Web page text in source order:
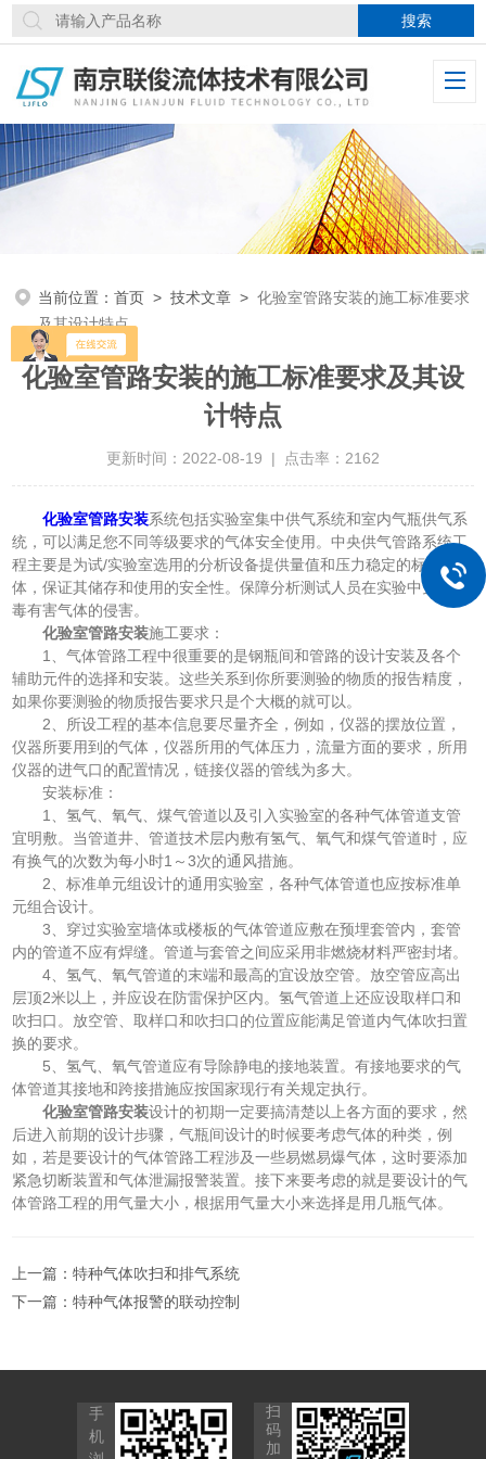
当前位置：首页 >技术文章 >化验室管路安装的施工标准要求
及其设计特点
化验室管路安装的施工标准要求及其设
计特点
更新时间：2022-08-19 | 点击率：2162
化验室管路安装系统包括实验室集中供气系统和室内气瓶供气系
统，可以满足您不同等级要求的气体安全使用。中央供气管路系统工
程主要是为试/实验室选用的分析设备提供量值和压力稳定的标准气
体，保证其储存和使用的安全性。保障分析测试人员在实验中免受有
毒有害气体的侵害。
化验室管路安装施工要求：
1、气体管路工程中很重要的是钢瓶间和管路的设计安装及各个
辅助元件的选择和安装。这些关系到你所要测验的物质的报告精度，
如果你要测验的物质报告要求只是个大概的就可以。
2、所设工程的基本信息要尽量齐全，例如，仪器的摆放位置，
仪器所要用到的气体，仪器所用的气体压力，流量方面的要求，所用
仪器的进气口的配置情况，链接仪器的管线为多大。
安装标准：
1、氢气、氧气、煤气管道以及引入实验室的各种气体管道支管
宜明敷。当管道井、管道技术层内敷有氢气、氧气和煤气管道时，应
有换气的次数为每小时1～3次的通风措施。
2、标准单元组设计的通用实验室，各种气体管道也应按标准单
元组合设计。
3、穿过实验室墙体或楼板的气体管道应敷在预埋套管内，套管
内的管道不应有焊缝。管道与套管之间应采用非燃烧材料严密封堵。
4、氢气、氧气管道的末端和最高的宜设放空管。放空管应高出
层顶2米以上，并应设在防雷保护区内。氢气管道上还应设取样口和
吹扫口。放空管、取样口和吹扫口的位置应能满足管道内气体吹扫置
换的要求。
5、氢气、氧气管道应有导除静电的接地装置。有接地要求的气
体管道其接地和跨接措施应按国家现行有关规定执行。
化验室管路安装设计的初期一定要搞清楚以上各方面的要求，然
后进入前期的设计步骤，气瓶间设计的时候要考虑气体的种类，例
如，若是要设计的气体管路工程涉及一些易燃易爆气体，这时要添加
紧急切断装置和气体泄漏报警装置。接下来要考虑的就是要设计的气
体管路工程的用气量大小，根据用气量大小来选择是用几瓶气体。
上一篇：特种气体吹扫和排气系统
下一篇：特种气体报警的联动控制
手
机
扫
码
加